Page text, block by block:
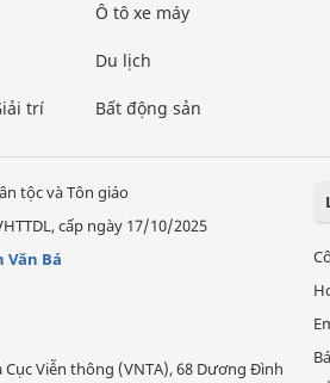
trí
Ô tô xe máy
Du lịch
Bất động sản
tộc và Tôn giáo
cấp ngày 17/10/2025
Văn Bá
Cục Viễn thông (VNTA), 68 Dương Đình